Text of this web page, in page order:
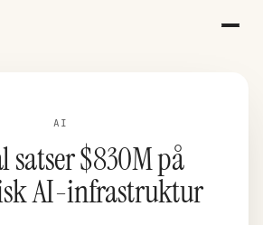
AI
satser $830M på
AI-infrastruktur